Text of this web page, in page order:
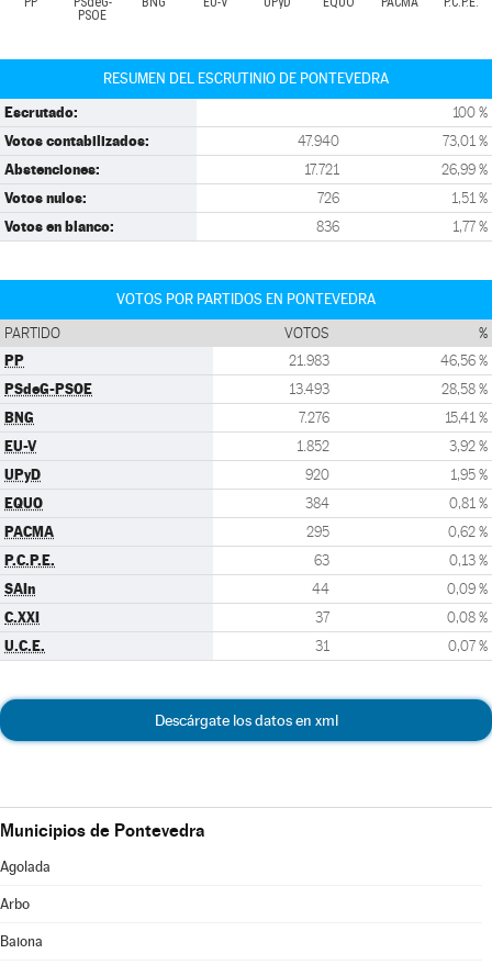
PSOE
RESUMEN DEL ESCRUTINIO DE PONTEVEDRA
Escrutado: 100 %
Votos contabilizados: 47.940 73,01 %
Abstenciones: 17.721 26,99 %
Votos nulos: 726 1,51 %
Votos en blanco: 836 1,77 %
VOTOS POR PARTIDOS EN PONTEVEDRA
PARTIDO VOTOS %
PP 21.983 46,56 %
PSdeG-PSOE 13.493 28,58 %
BNG 7.276 15,41 %
EU-V 1.852 3,92 %
UPyD 920 1,95 %
EQUO 384 0,81 %
PACMA 295 0,62 %
P.C.P.E. 63 0,13 %
SAIn 44 0,09 %
C.XXI 37 0,08 %
U.C.E. 31 0,07 %
Descárgate los datos en xml
Municipios de Pontevedra
Agolada
Arbo
Baiona